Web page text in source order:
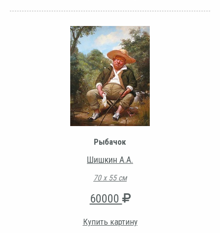
Рыбачок
Шишкин А.А.
70 х 55 см
60000
Купить картину